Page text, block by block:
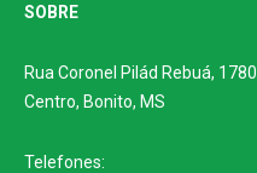
SOBRE
Rua Coronel Pilád Rebuá, 1780
Centro, Bonito, MS
Telefones: